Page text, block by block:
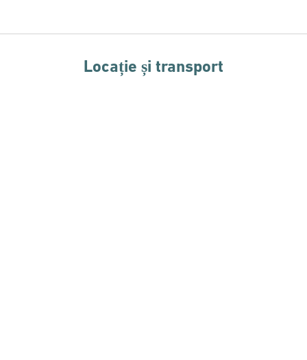
Locație și transport